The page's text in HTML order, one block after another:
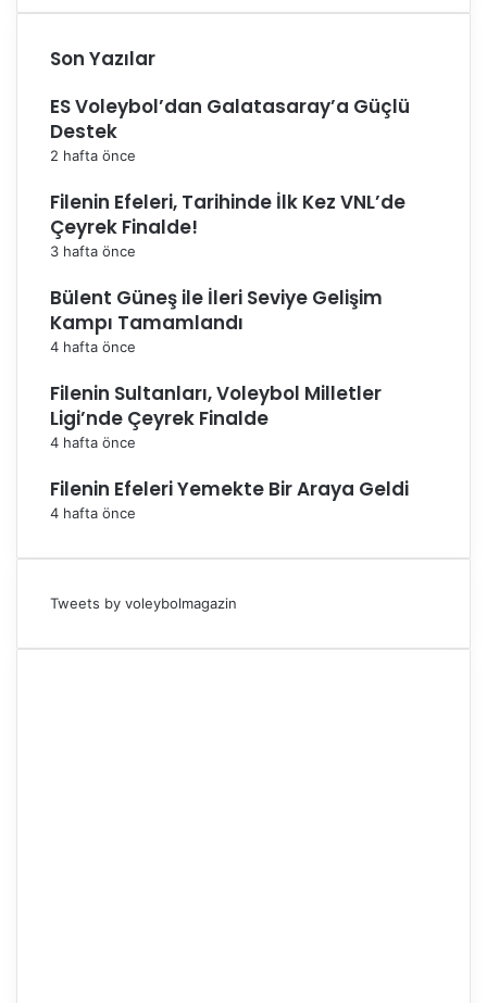
ı
Son Yazılar
ES Voleybol’dan Galatasaray’a Güçlü
Destek
2 hafta önce
Filenin Efeleri, Tarihinde İlk Kez VNL’de
Çeyrek Finalde!
3 hafta önce
Bülent Güneş ile İleri Seviye Gelişim
Kampı Tamamlandı
4 hafta önce
Filenin Sultanları, Voleybol Milletler
Ligi’nde Çeyrek Finalde
4 hafta önce
Filenin Efeleri Yemekte Bir Araya Geldi
4 hafta önce
Tweets by voleybolmagazin